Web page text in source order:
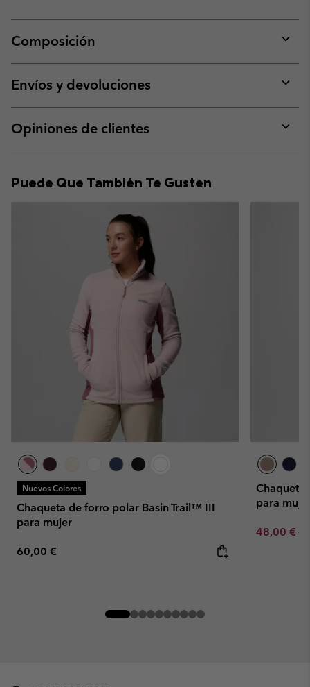
Composición
or
Envíos y devoluciones
or
Opiniones de clientes
or
Puede Que También Te Gusten
Nuevos Colores
Chaqueta de forro polar Basin Trail™ III
para mujer
Regular price:
60,00 €
Chaqueta
para
Sale price:
48,00 €